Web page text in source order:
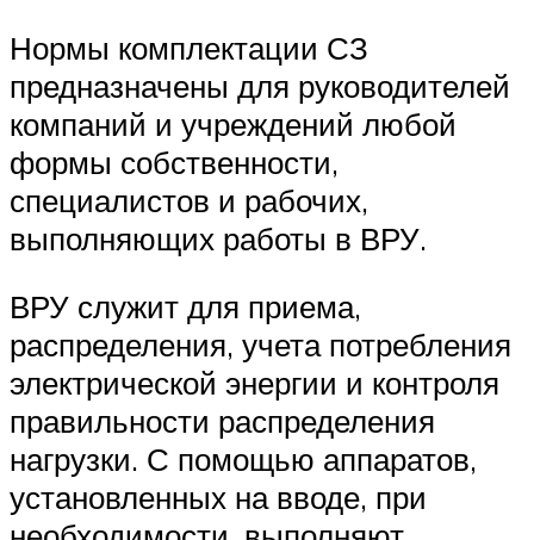
Нормы комплектации СЗ
предназначены для руководителей
компаний и учреждений любой
формы собственности,
специалистов и рабочих,
выполняющих работы в ВРУ.
ВРУ служит для приема,
распределения, учета потребления
электрической энергии и контроля
правильности распределения
нагрузки. С помощью аппаратов,
установленных на вводе, при